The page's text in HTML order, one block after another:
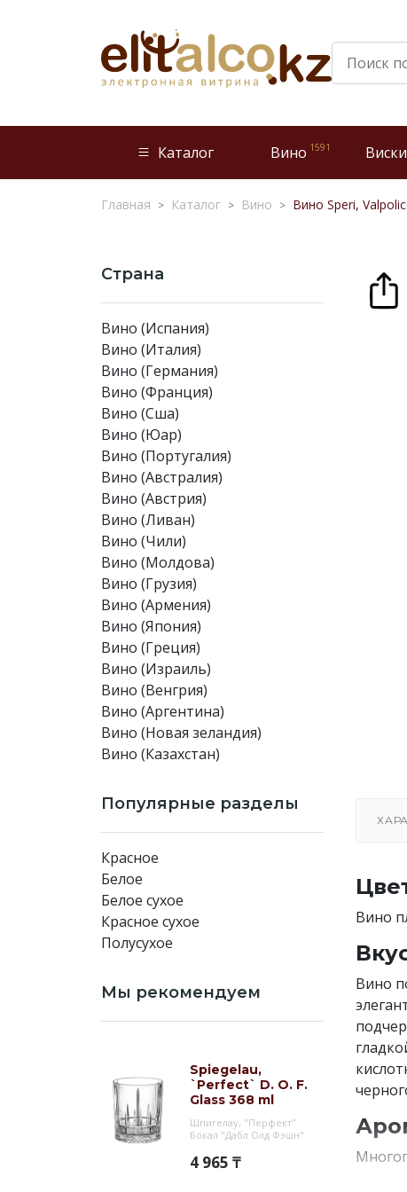
Каталог Вино 1591 Виски
Главная Каталог Вино Вино Speri,
Страна
Вино (Испания)
Вино (Италия)
Вино (Германия)
Вино (Франция)
Вино (Сша)
Вино (Юар)
Вино (Португалия)
Вино (Австралия)
Вино (Австрия)
Вино (Ливан)
Вино (Чили)
Вино (Молдова)
Вино (Грузия)
Вино (Армения)
Вино (Япония)
Вино (Греция)
Вино (Израиль)
Вино (Венгрия)
Вино (Аргентина)
Вино (Новая зеландия)
Вино (Казахстан)
Популярные разделы
Красное
Белое
Белое сухое
Красное сухое
Полусухое
Мы рекомендуем
Spiegelau,
`Perfect` D. O. F.
Glass 368 ml
Шпигелау, "Перфект"
Бокал "Дабл Олд Фэшн"
4 965 ₸
Вино
Вино